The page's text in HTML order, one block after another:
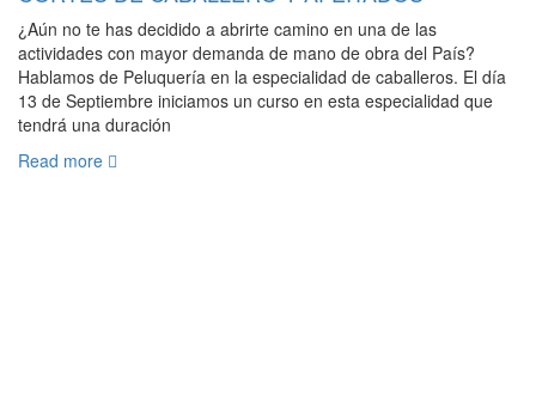
¿Aún no te has decidido a abrirte camino en una de las
actividades con mayor demanda de mano de obra del País?
Hablamos de Peluquería en la especialidad de caballeros. El día
13 de Septiembre iniciamos un curso en esta especialidad que
tendrá una duración
Read more